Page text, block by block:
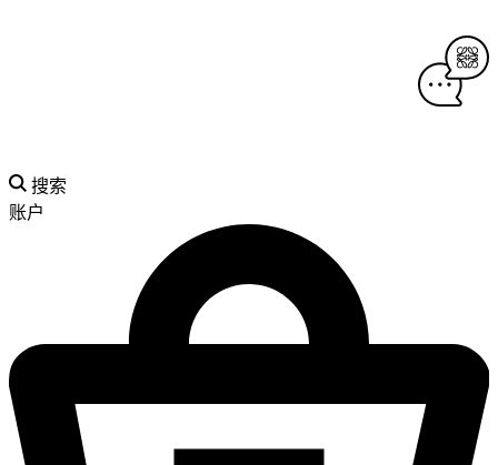
搜索
账户